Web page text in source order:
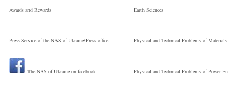
Awards and Rewards
Press Service of the NAS of Ukraine/Press office
The NAS of Ukraine on facebook
Earth Sciences
Physical and Technical Problems of Materials
Physical and Technical Problems of Power